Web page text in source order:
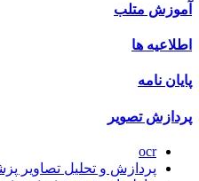
آموزش متلب
اطلاعیه ها
پایان نامه
پردازش تصویر
ocr
پردازش و تحلیل تصاویر